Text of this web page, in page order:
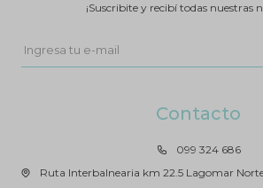
Contacto
099 324 686
Ruta Interbalnearia km 22.5 Lagomar
¡Suscribite y recibí todas nuestras